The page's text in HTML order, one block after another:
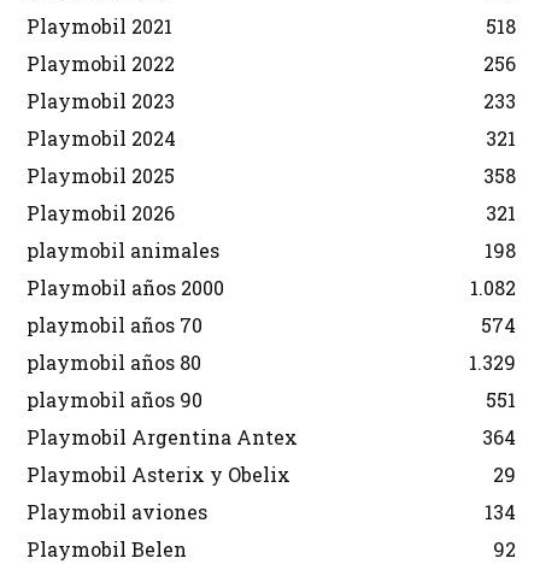
Playmobil 2021
518
Playmobil 2022
256
Playmobil 2023
233
Playmobil 2024
321
Playmobil 2025
358
Playmobil 2026
321
playmobil animales
198
Playmobil años 2000
1.082
playmobil años 70
574
playmobil años 80
1.329
playmobil años 90
551
Playmobil Argentina Antex
364
Playmobil Asterix y Obelix
29
Playmobil aviones
134
Playmobil Belen
92